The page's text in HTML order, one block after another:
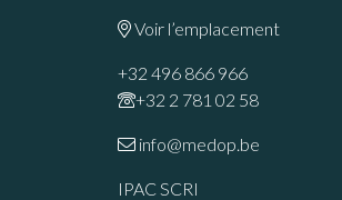
Voir l’emplacement
+32 496 866 966
+32 2 781 02 58
info@medop.be
IPAC SCRI